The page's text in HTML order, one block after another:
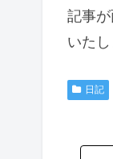
記事
いたし
日記